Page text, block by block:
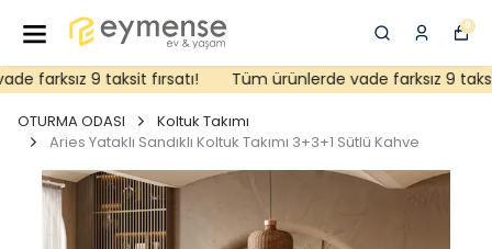
0
farksız 9 taksit fırsatı! Tüm ürünlerde vade farksız 9 taksit
OTURMA ODASI
Koltuk Takımı
Aries Yataklı Sandıklı Koltuk Takımı 3+3+1 Sütlü Kahve